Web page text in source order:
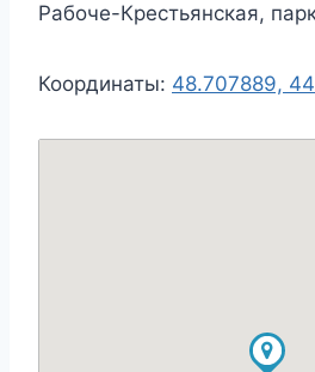
Рабоче-Крестьянская,
Координаты: 48.707889,